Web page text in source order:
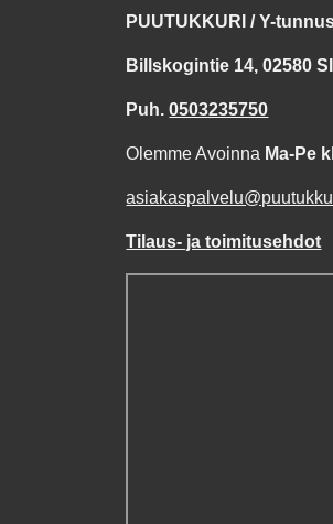
PUUTUKKURI / Y-
Billskogintie 14, 02580
Puh.0503235750
Olemme Avoinna Ma-Pe
Tilaus- ja toimitusehdot